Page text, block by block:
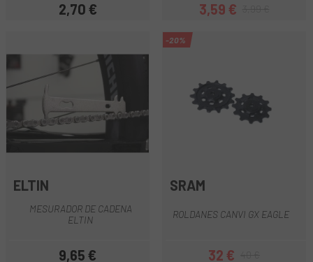
Preu
2,70 € Preu
3,59 €Preu regular
ELTIN
MESURADOR DE CADENA
ELTIN
9,65 €
-20%
SRAM
ROLDANES CANVI GX EAGLE
32 €